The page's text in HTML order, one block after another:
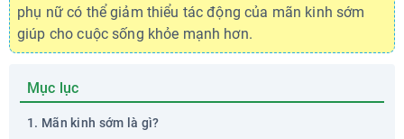
phụ nữ có thể giảm thiểu tác động của mãn kinh sớm
giúp cho cuộc sống khỏe mạnh hơn.
Mục lục
Mãn kinh sớm là gì?